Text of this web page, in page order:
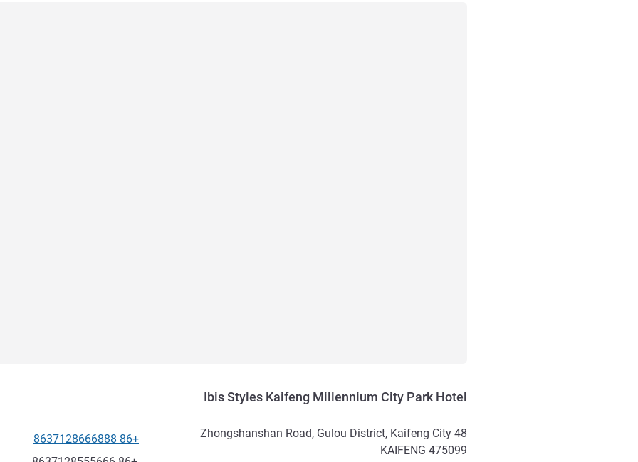
Ibis Styles Kaifeng Millennium City Park Hotel
48 Zhongshanshan Road, Gulou District, Kaifeng City
475099
KAIFENG
الهاتف
+86 8637128666888